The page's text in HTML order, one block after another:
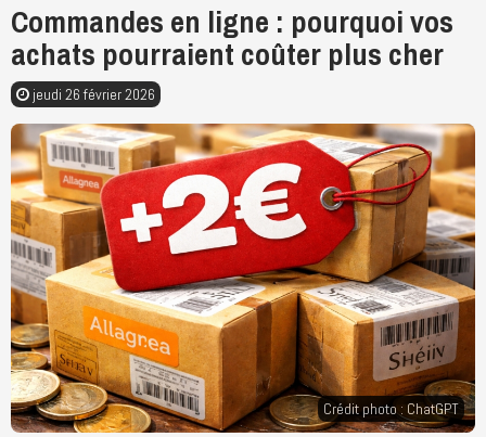
Commandes en ligne : pourquoi vos
achats pourraient coûter plus cher
jeudi 26 février 2026
Crédit photo : ChatGPT